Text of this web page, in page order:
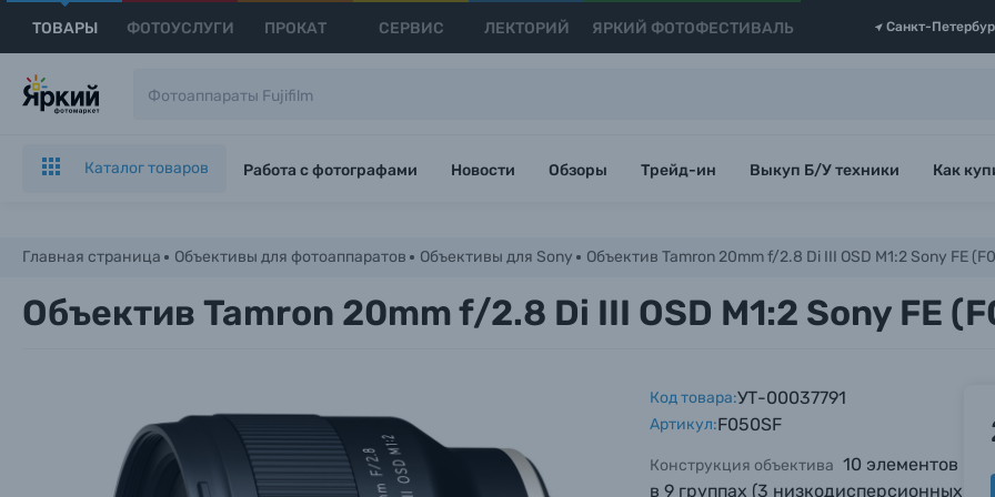
ТОВАРЫ ФОТОУСЛУГИ ПРОКАТ СЕРВИС ЛЕКТОРИЙ ЯРКИЙ ФОТОФЕСТИВАЛЬ Санкт-
Каталог товаров Работа с фотографами Новости Обзоры Трейд-ин Выкуп Б/У техники Как
Главная страница Объективы для фотоаппаратов Объективы для Sony Объектив Tamron 20mm f/2.8 Di III OSD M1:2 Sony FE
Объектив Tamron 20mm f/2.8 Di III OSD M1:2 Sony FE
Код товара:УТ-00037791
Артикул:F050SF
Конструкция объектива 10 элементов
в 9 группах (3 низкодисперсионных